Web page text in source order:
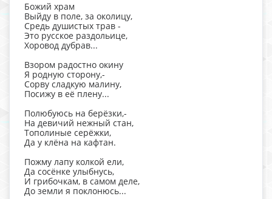
Божий храм
Выйду в поле, за околицу,
Средь душистых трав -
Это русское раздольице,
Хоровод дубрав...
Взором радостно окину
Я родную сторону,-
Сорву сладкую малину,
Посижу в её плену...
Полюбуюсь на берёзки,-
На девичий нежный стан,
Тополиные серёжки,
Да у клёна на кафтан.
Пожму лапу колкой ели,
Да сосёнке улыбнусь,
И грибочкам, в самом деле,
До земли я поклонюсь...